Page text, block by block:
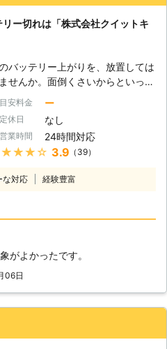
ー切れは「株式会社クイットキ
バッテリー上がりを、放置しては
せんか。面倒くさいからといって
ッテリー上がりを放置してしまう
タンク内のガソリンが固まって詰
を引き起こす恐れがあります。そ
め、車のバッテリー上がりはすぐ
も解消する必要があるのです。
、「株式会社クイックキャット」
まったからです。車のエンジンは
テリー内の電気を利用して動きだ
目安料金 ー
定休日 なし
営業時間 24時間対応
3.9 （39）
な対応 経験豊富
がよかったです。
06日